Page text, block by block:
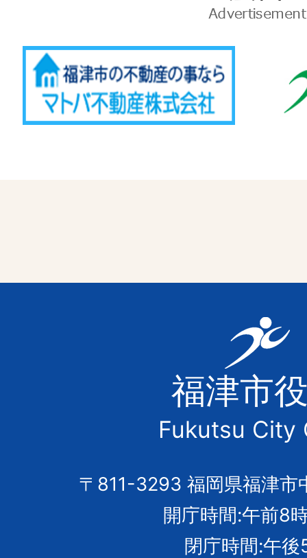
告
福
津
市
の
市
章
福津市
Fukutsu City
〒811-3293 福岡県福津市
開庁時間:午前8
閉庁時間:午後